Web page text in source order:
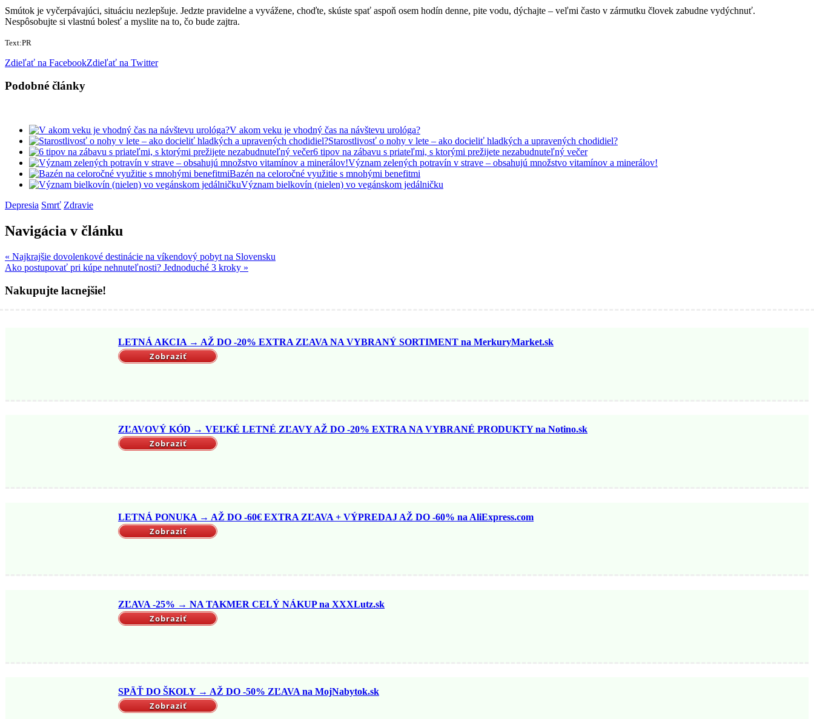
Smútok je vyčerpávajúci, situáciu nezlepšuje. Jedzte pravidelne a vyvážene, choďte, skúste spať aspoň osem hodín denne, pite vodu, dýchajte – veľmi často v zármutku človek zabudne vydýchnuť.
Nespôsobujte si vlastnú bolesť a myslite na to, čo bude zajtra.
Text:PR
Zdieľať na FacebookZdieľať na Twitter
Podobné články
V akom veku je vhodný čas na návštevu urológa?
Starostlivosť o nohy v lete – ako docieliť hladkých a upravených chodidiel?
6 tipov na zábavu s priateľmi, s ktorými prežijete nezabudnuteľný večer
Význam zelených potravín v strave – obsahujú množstvo vitamínov a minerálov!
Bazén na celoročné využitie s mnohými benefitmi
Význam bielkovín (nielen) vo vegánskom jedálničku
Depresia Smrť Zdravie
Navigácia v článku
« Najkrajšie dovolenkové destinácie na víkendový pobyt na Slovensku
Ako postupovať pri kúpe nehnuteľnosti? Jednoduché 3 kroky »
Nakupujte lacnejšie!
LETNÁ AKCIA → AŽ DO -20% EXTRA ZĽAVA NA VYBRANÝ SORTIMENT na MerkuryMarket.sk
Zobraziť
ZĽAVOVÝ KÓD → VEĽKÉ LETNÉ ZĽAVY AŽ DO -20% EXTRA NA VYBRANÉ PRODUKTY na Notino.sk
Zobraziť
LETNÁ PONUKA → AŽ DO -60€ EXTRA ZĽAVA + VÝPREDAJ AŽ DO -60% na AliExpress.com
Zobraziť
ZĽAVA -25% → NA TAKMER CELÝ NÁKUP na XXXLutz.sk
Zobraziť
SPÄŤ DO ŠKOLY → AŽ DO -50% ZĽAVA na MojNabytok.sk
Zobraziť